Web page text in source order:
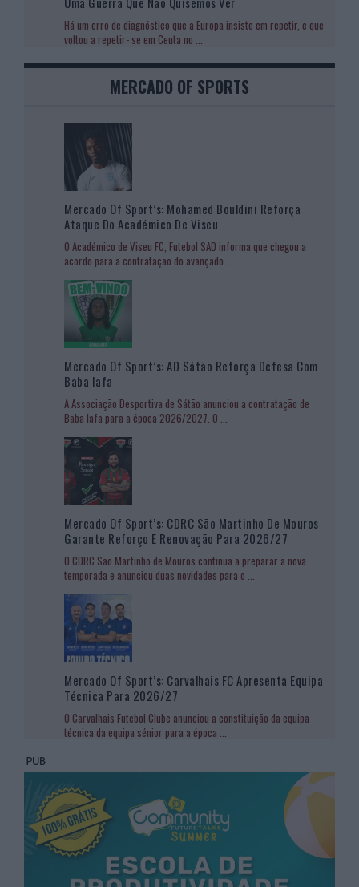
Há um erro de diagnóstico que a Europa insiste em repetir, e que
voltou a repetir- se em Ceuta no ...
MERCADO OF SPORTS
Mercado Of Sport’s: Mohamed Bouldini Reforça
Ataque Do Académico De Viseu
O Académico de Viseu FC, Futebol SAD informa que chegou a
acordo para a contratação do avançado ...
Mercado Of Sport’s: AD Sátão Reforça Defesa Com
Baba Iafa
A Associação Desportiva de Sátão anunciou a contratação de
Baba Iafa para a época 2026/2027. O ...
Mercado Of Sport’s: CDRC São Martinho De Mouros
Garante Reforço E Renovação Para 2026/27
O CDRC São Martinho de Mouros continua a preparar a nova
temporada e anunciou duas novidades para o ...
Mercado Of Sport’s: Carvalhais FC Apresenta Equipa
Técnica Para 2026/27
O Carvalhais Futebol Clube anunciou a constituição da equipa
técnica da equipa sénior para a época ...